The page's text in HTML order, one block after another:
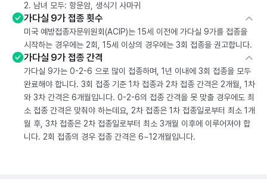
2. 남녀 모두: 항문암, 생식기 사마귀
가다실 9가 접종 횟수
미국 예방접종자문위원회(ACIP)는 15세 이전에 가다실 9가를 접종을
시작하는 경우에는 2회, 15세 이상의 경우에는 3회 접종을 권고합니다.
가다실 9가 접종 간격
가다실 9가는 0-2-6 으로 많이 접종하며, 1년 이내에 3회 접종을 모두
완료해야 합니다. 3회 접종 기준 1차 접종과 2차 접종 간격은 2개월, 1차
와 3차 간격은 6개월입니다. 0-2-6의 접종 간격을 못 맞출 경우에도 최
소 접종 간격은 맞춰야 하는데요, 2차 접종은 1차 접종일로부터 최소 1개
월 후, 3차 접종은 2차 접종일로부터 최소 3개월 이후에 이루어져야 합
니다. 2회 접종의 경우 접종 간격은 6~12개월입니다.